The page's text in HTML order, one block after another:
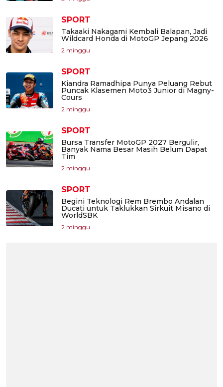
SPORT
Takaaki Nakagami Kembali Balapan, Jadi
Wildcard Honda di MotoGP Jepang 2026
2 minggu
SPORT
Kiandra Ramadhipa Punya Peluang Rebut
Puncak Klasemen Moto3 Junior di Magny-
Cours
2 minggu
SPORT
Bursa Transfer MotoGP 2027 Bergulir,
Banyak Nama Besar Masih Belum Dapat
Tim
2 minggu
SPORT
Begini Teknologi Rem Brembo Andalan
Ducati untuk Taklukkan Sirkuit Misano di
WorldSBK
2 minggu